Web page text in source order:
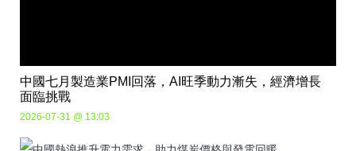
中國七月製造業PMI回落，AI旺季動力漸失，經濟增長
面臨挑戰
2026-07-31 @ 13:03